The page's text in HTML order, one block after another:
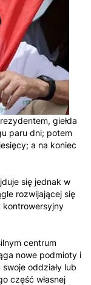
giełda
paru dni; potem
a na koniec
się jednak w
rozwijającej się
kontrowersyjny
centrum
nowe podmioty i
oddziały lub
część własnej